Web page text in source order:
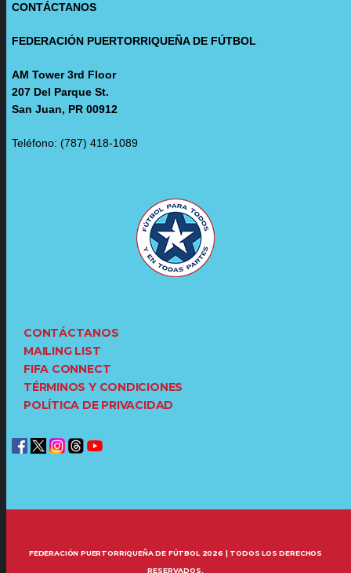
CONTÁCTANOS
FEDERACIÓN PUERTORRIQUEÑA DE FÚTBOL
AM Tower 3rd Floor
207 Del Parque St.
San Juan, PR 00912
Teléfono: (787) 418-1089
CONTÁCTANOS
MAILING LIST
FIFA CONNECT
TÉRMINOS Y CONDICIONES
POLÍTICA DE PRIVACIDAD
FEDERACIÓN PUERTORRIQUEÑA DE FÚTBOL 2026 | TODOS LOS DERECHOS
RESERVADOS.